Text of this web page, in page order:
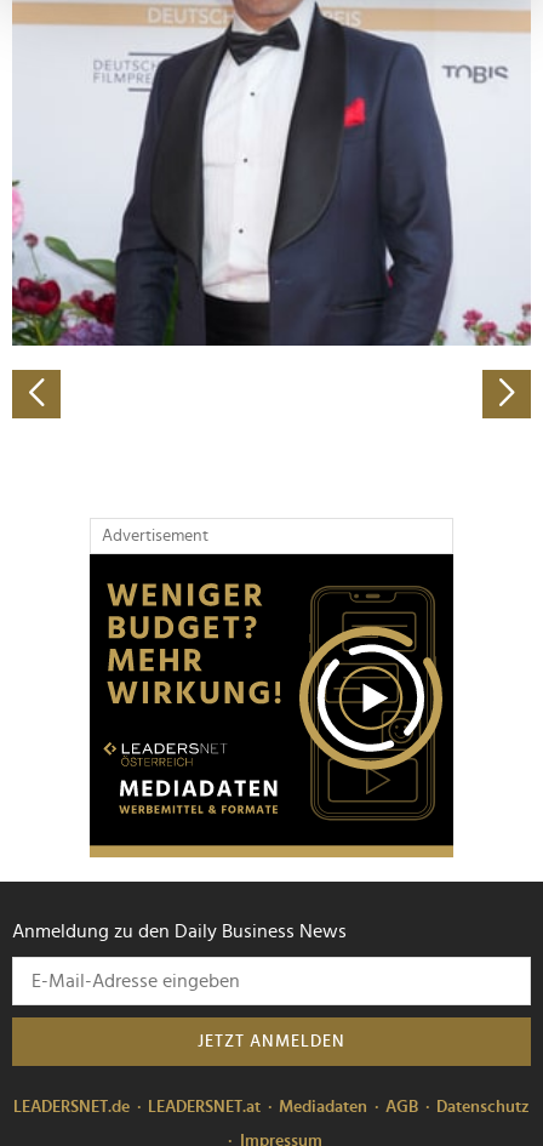
Erfahren Sie mehr darüber, wie Ihre persönlichen Daten
verarbeitet werden, und legen Sie Ihre Präferenzen im
Abschnitt Einzelheitenfest.
Wir verwenden Cookies, um Inhalte und Anzeigen zu
personalisieren, Funktionen für soziale Medien anbieten
zu können und die Zugriffe auf unsere Website zu
analysieren. Außerdem geben wir Informationen zu Ihrer
Verwendung unserer Website an unsere Partner für
soziale Medien, Werbung und Analysen weiter. Unsere
Partner führen diese Informationen möglicherweise mit
weiteren Daten zusammen, die Sie ihnen bereitgestellt
gesammelt haben.
Advertisement
Anmeldung zu den Daily Business News
JETZT ANMELDEN
LEADERSNET.de LEADERSNET.at Mediadaten AGB
Datenschutz
Impressum